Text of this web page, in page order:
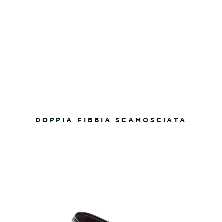
DOPPIA FIBBIA SCAMOSCIATA